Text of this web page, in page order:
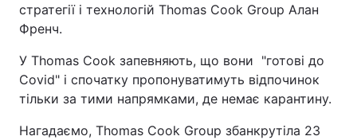
стратегії і технологій Thomas Cook Group Алан
Френч.
У Thomas Cook запевняють, що вони "готові до
Covid" і спочатку пропонуватимуть відпочинок
тільки за тими напрямками, де немає карантину.
Нагадаємо, Thomas Cook Group збанкрутіла 23